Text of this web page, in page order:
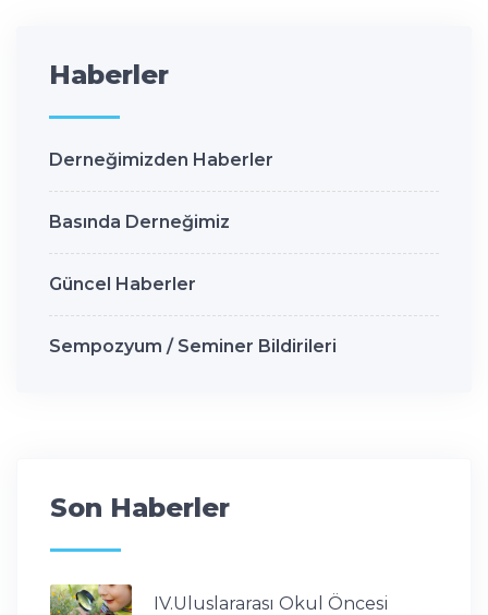
Haberler
Derneğimizden Haberler
Basında Derneğimiz
Güncel Haberler
Sempozyum / Seminer Bildirileri
Son Haberler
IV.Uluslararası Okul Öncesi